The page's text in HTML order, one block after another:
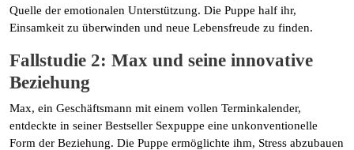
Quelle der emotionalen Unterstützung. Die Puppe half ihr,
Einsamkeit zu überwinden und neue Lebensfreude zu finden.
Fallstudie 2: Max und seine innovative
Beziehung
Max, ein Geschäftsmann mit einem vollen Terminkalender,
entdeckte in seiner Bestseller Sexpuppe eine unkonventionelle
Form der Beziehung. Die Puppe ermöglichte ihm, Stress abzubauen